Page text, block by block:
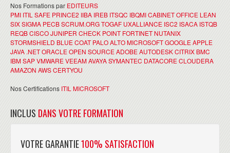
Nos Formations par EDITEURS
PMI ITIL SAFE PRINCE2 IIBA IREB ITSQC IBQMICABINET OFFICE LEAN
SIX SIGMA PECBSCRUM.ORGTOGAF UXALLIANCE ISC2 ISACA ISTQB
REQBCISCOJUNIPER CHECK POINT FORTINET NUTANIX
STORMSHIELD BLUE COAT PALO ALTOMICROSOFTGOOGLEAPPLE
JAVA .NETORACLEOPEN SOURCEADOBEAUTODESKCITRIX BMC
IBMSAPVMWAREVEEAMAVAYASYMANTEC DATACORECLOUDERA
AMAZON AWSCERTYOU
Nos Certifications ITIL MICROSOFT
INCLUS DANS VOTRE FORMATION
VOTRE GARANTIE100% SATISFACTION